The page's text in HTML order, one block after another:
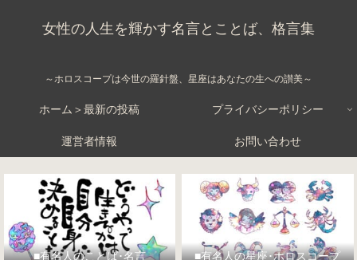
女性の人生を輝かす名言とことば、格言集
～ホロスコープは今世の羅針盤、星座はあなたの生への讃美～
ホーム＞最新の投稿 プライバシーポリシー
運営者情報 お問い合わせ
■有名人のことば･名言 ■有名人の星座･ホロスコープ